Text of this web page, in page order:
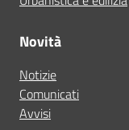
Novità
Notizie
Comunicati
Avvisi